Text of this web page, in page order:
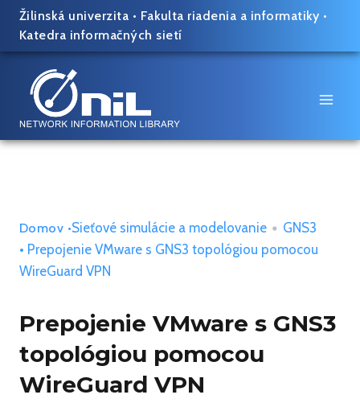
Skip
content
Žilinská univerzita • Fakulta riadenia a informatiky •
Katedra informačných sietí
Domov •Sieťové simulácie a modelovanie • GNS3
• Prepojenie VMware s GNS3 topológiou pomocou
WireGuard VPN
Prepojenie VMware s GNS3
topológiou pomocou
WireGuard VPN